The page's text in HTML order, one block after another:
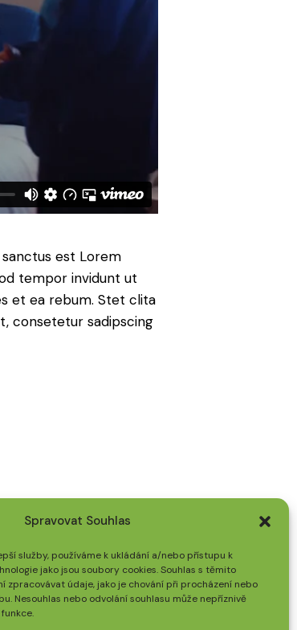
Spravovat Souhlas
služby, používáme k ukládání a/nebo přístupu k
jako jsou soubory cookies. Souhlas s těmito
zpracovávat údaje, jako je chování při procházení nebo
Nesouhlas nebo odvolání souhlasu může nepříznivě
est Lorem
tempor invidunt ut
et ea rebum. Stet clita
consetetur sadipscing
+420 739 392 969
Na tomto tel. čísle nepodáváme
informace o sjízdnosti cesty z